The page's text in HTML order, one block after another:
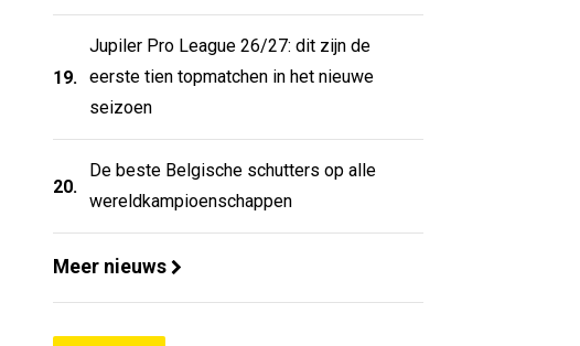
19.
Jupiler Pro League 26/27: dit zijn de
eerste tien topmatchen in het nieuwe
seizoen
20.
De beste Belgische schutters op alle
wereldkampioenschappen
Meer nieuws